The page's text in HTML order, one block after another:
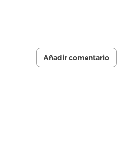
Añadir comentario